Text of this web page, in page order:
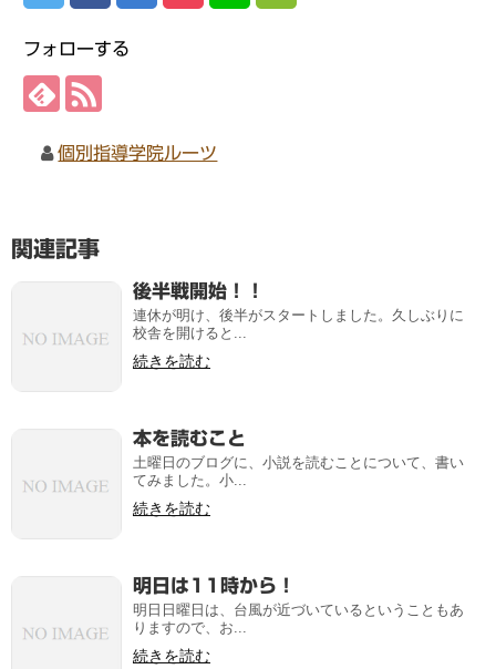
フォローする
個別指導学院ルーツ
関連記事
後半戦開始！！
連休が明け、後半がスタートしました。久しぶりに
校舎を開けると...
続きを読む
本を読むこと
土曜日のブログに、小説を読むことについて、書い
てみました。小...
続きを読む
明日は11時から！
明日日曜日は、台風が近づいているということもあ
りますので、お...
続きを読む